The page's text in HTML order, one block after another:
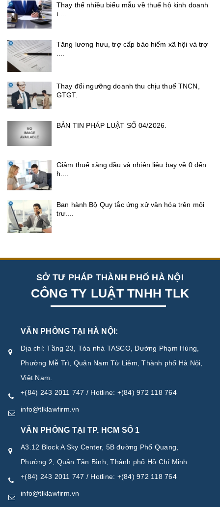
Thay thế nhiều biểu mẫu về thuế hộ kinh doanh
t....
Tăng lương hưu, trợ cấp bảo hiểm xã hội và trợ
Thay đổi ngưỡng doanh thu chịu thuế TNCN,
GTGT.
BẢN TIN PHÁP LUẬT SỐ 04/2026.
Giảm thuế xăng dầu và nhiên liệu bay về 0 đến
h....
Ban hành Bộ Quy tắc ứng xử văn hóa trên môi
trư....
SỞ TƯ PHÁP THÀNH PHỐ HÀ NỘI
CÔNG TY LUẬT TNHH TLK
VĂN PHÒNG TẠI HÀ NỘI:
Địa chỉ: Tầng 23, Tòa nhà TASCO, Đường Phạm Hùng,
Phường Mễ Trì, Quận Nam Từ Liêm, Thành phố Hà Nội,
Việt Nam.
+(84) 243 2011 747 / Hotline: +(84) 972 118 764
info@tlklawfirm.vn
VĂN PHÒNG TẠI TP. HCM SỐ 1
A3.12 Block A Sky Center, 5B đường Phổ Quang,
Phường 2, Quận Tân Bình, Thành phố Hồ Chí Minh
+(84) 243 2011 747 / Hotline: +(84) 972 118 764
info@tlklawfirm.vn